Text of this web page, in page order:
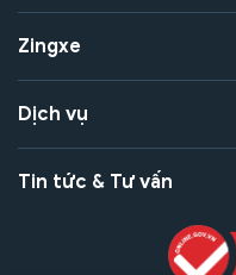
Zingxe
Dịch vụ
Tin tức & Tư vấn